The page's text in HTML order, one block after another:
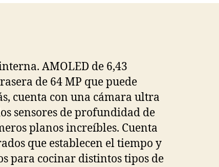
AMOLED de 6,43
de 64 MP que puede
cuenta con una cámara ultra
sensores de profundidad de
planos increíbles. Cuenta
que establecen el tiempo y
para cocinar distintos tipos de